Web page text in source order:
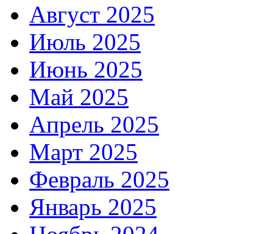
Август 2025
Июль 2025
Июнь 2025
Май 2025
Апрель 2025
Март 2025
Февраль 2025
Январь 2025